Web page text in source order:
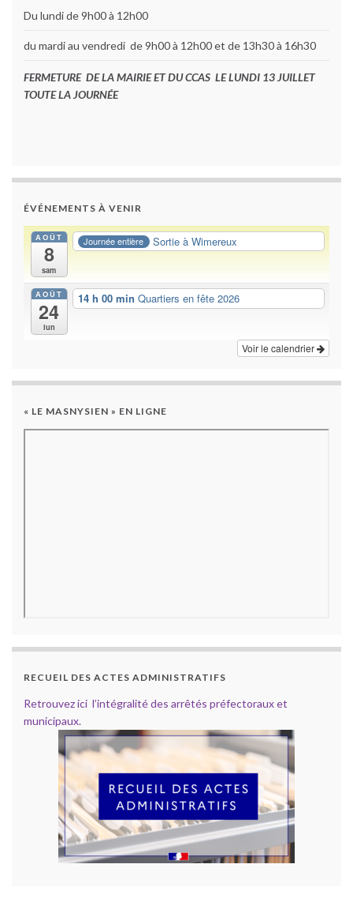
Du lundi de 9h00 à 12h00
du mardi au vendredi de 9h00 à 12h00 et de 13h30 à 16h30
FERMETURE DE LA MAIRIE ET DU CCAS LE LUNDI 13 JUILLET
TOUTE LA JOURNÉE
ÉVÉNEMENTS À VENIR
AOÛT
8
sam
Journée entière Sortie à Wimereux
AOÛT
24
lun
14 h 00 min Quartiers en fête 2026
Voir le calendrier
« LE MASNYSIEN » EN LIGNE
RECUEIL DES ACTES ADMINISTRATIFS
Retrouvez ici l’intégralité des arrêtés préfectoraux et
municipaux.